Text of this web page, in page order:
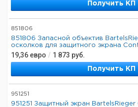
Получить КП
851806
851806 Запасной объектив
осколков для защитного экрана
19,36 евро / 1 873 руб.
Получить КП
951251
951251 Защитный экран